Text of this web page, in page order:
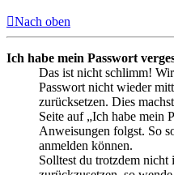
Nach oben
Ich habe mein Passwort
Das ist nicht schlimm!
Passwort nicht wieder
zurücksetzen. Dies
Seite auf „Ich habe mein
Anweisungen folgst. So
anmelden können.
Solltest du trotzdem nicht